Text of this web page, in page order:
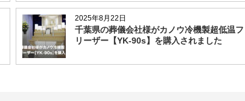
2025年8月22日
千葉県の葬儀会社様がカノウ冷機製超低温フ
リーザー【YK-90s】を購入されました